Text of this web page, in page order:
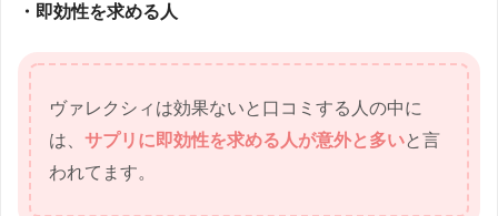
・即効性を求める人
ヴァレクシィは効果ないと口コミする人の中に
は、 サプリに即効性を求める人が意外と多いと言
われてます。